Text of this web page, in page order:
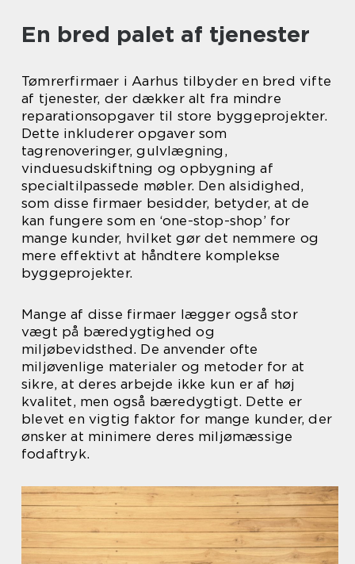
En bred palet af tjenester
Tømrerfirmaer i Aarhus tilbyder en bred vifte
af tjenester, der dækker alt fra mindre
reparationsopgaver til store byggeprojekter.
Dette inkluderer opgaver som
tagrenoveringer, gulvlægning,
vinduesudskiftning og opbygning af
specialtilpassede møbler. Den alsidighed,
som disse firmaer besidder, betyder, at de
kan fungere som en ‘one-stop-shop’ for
mange kunder, hvilket gør det nemmere og
mere effektivt at håndtere komplekse
byggeprojekter.
Mange af disse firmaer lægger også stor
vægt på bæredygtighed og
miljøbevidsthed. De anvender ofte
miljøvenlige materialer og metoder for at
sikre, at deres arbejde ikke kun er af høj
kvalitet, men også bæredygtigt. Dette er
blevet en vigtig faktor for mange kunder, der
ønsker at minimere deres miljømæssige
fodaftryk.